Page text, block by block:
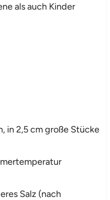
als auch Kinder
in 2,5 cm große Stücke
Salz (nach